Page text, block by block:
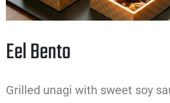
Eel Bento
Grilled unagi with sweet soy